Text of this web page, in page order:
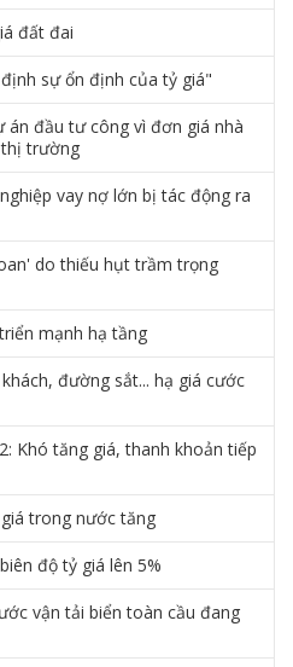
đất đai
sự ổn định của tỷ giá"
án đầu tư công vì đơn giá nhà
trường
vay nợ lớn bị tác động ra
do thiếu hụt trầm trọng
mạnh hạ tầng
đường sắt... hạ giá cước
Khó tăng giá, thanh khoản tiếp
trong nước tăng
độ tỷ giá lên 5%
vận tải biển toàn cầu đang